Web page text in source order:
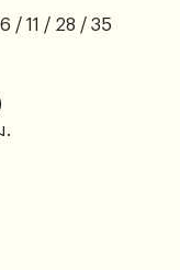
/ 11 / 28 / 35
.